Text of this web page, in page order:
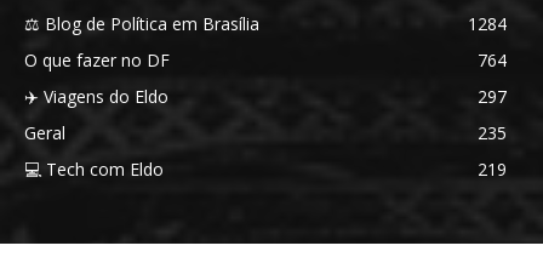
⚖️ Blog de Política em Brasília
1284
O que fazer no DF
764
✈️ Viagens do Eldo
297
Geral
235
💻 Tech com Eldo
219